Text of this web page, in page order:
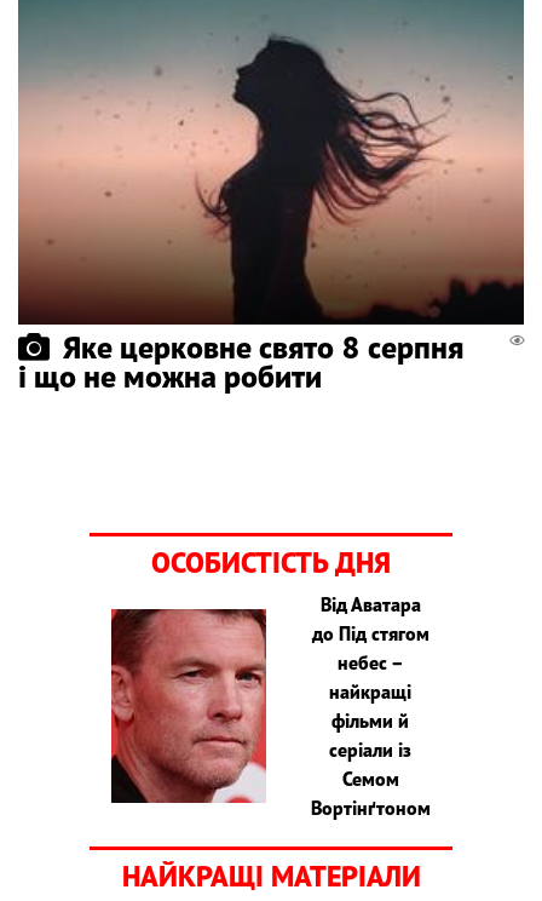
Яке церковне свято 8 серпня
і що не можна робити
ОСОБИСТІСТЬ ДНЯ
Від Аватара
до Під стягом
небес –
найкращі
фільми й
серіали із
Семом
Вортінґтоном
НАЙКРАЩІ МАТЕРІАЛИ